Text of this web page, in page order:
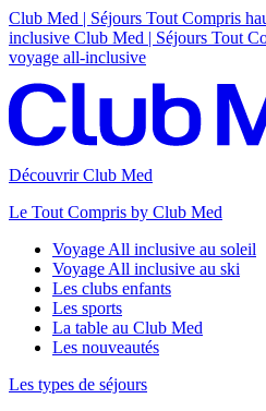
Club Med | Séjours Tout Compris
inclusive Club Med | Séjours Tout
voyage all-inclusive
Découvrir Club Med
Le Tout Compris by Club Med
Voyage All inclusive au soleil
Voyage All inclusive au ski
Les clubs enfants
Les sports
La table au Club Med
Les nouveautés
Les types de séjours